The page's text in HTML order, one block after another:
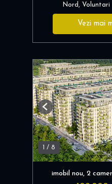
Nord, Voluntari
Vezi mai
1 / 8
Previous
imobil nou, 2